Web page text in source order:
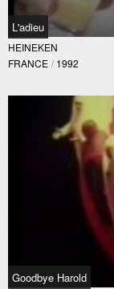
L'adieu
HEINEKEN
FRANCE / 1992
Goodbye Harold